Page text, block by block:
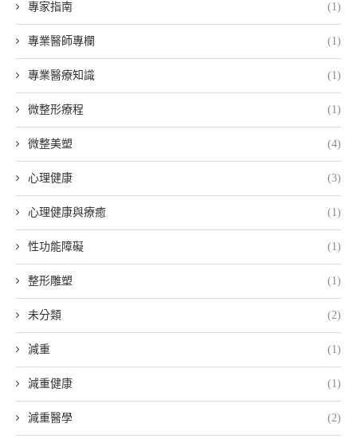
專家指南 (1)
專業醫師專欄 (1)
專業醫療知識 (1)
微整形療程 (1)
微整美塑 (4)
心理健康 (3)
心理健康與療癒 (1)
性功能障礙 (1)
整形雕塑 (1)
未分類 (2)
減重 (1)
減重健康 (1)
減重醫學 (2)